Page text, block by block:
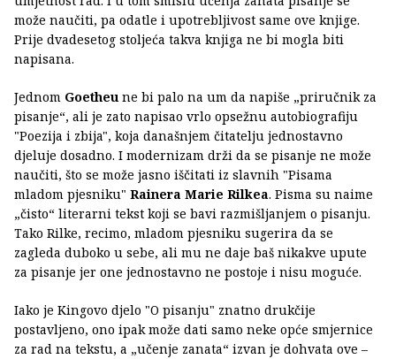
može naučiti, pa odatle i upotrebljivost same ove knjige.
Prije dvadesetog stoljeća takva knjiga ne bi mogla biti
napisana.
Jednom Goetheu ne bi palo na um da napiše „priručnik za
pisanje“, ali je zato napisao vrlo opsežnu autobiografiju
"Poezija i zbija", koja današnjem čitatelju jednostavno
djeluje dosadno. I modernizam drži da se pisanje ne može
naučiti, što se može jasno iščitati iz slavnih "Pisama
mladom pjesniku" Rainera Marie Rilkea. Pisma su naime
„čisto“ literarni tekst koji se bavi razmišljanjem o pisanju.
Tako Rilke, recimo, mladom pjesniku sugerira da se
zagleda duboko u sebe, ali mu ne daje baš nikakve upute
za pisanje jer one jednostavno ne postoje i nisu moguće.
Iako je Kingovo djelo "O pisanju" znatno drukčije
postavljeno, ono ipak može dati samo neke opće smjernice
za rad na tekstu, a „učenje zanata“ izvan je dohvata ove –